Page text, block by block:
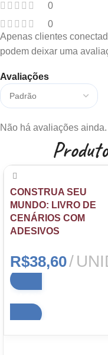
0
0
Avaliações
Não há avaliações ainda.
Apenas clientes
podem deixar uma
CONSTRUA SEU
MUNDO: LIVRO DE
CENÁRIOS COM
ADESIVOS
R$38,60